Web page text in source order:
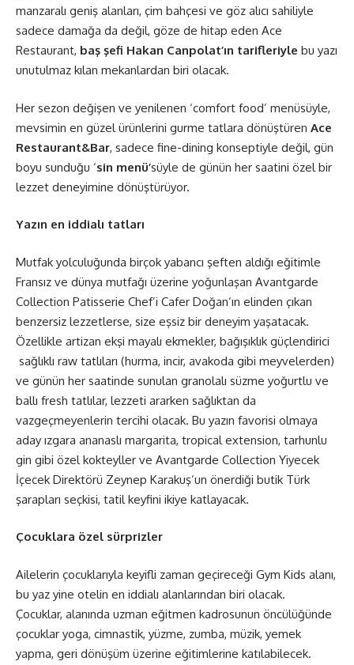
manzaralı geniş alanları, çim bahçesi ve göz alıcı sahiliyle
sadece damağa da değil, göze de hitap eden Ace
Restaurant, baş şefi Hakan Canpolat’ın tarifleriyle bu yazı
unutulmaz kılan mekanlardan biri olacak.
Her sezon değişen ve yenilenen ‘comfort food’ menüsüyle,
mevsimin en güzel ürünlerini gurme tatlara dönüştüren Ace
Restaurant&Bar, sadece fine-dining konseptiyle değil, gün
boyu sunduğu ‘sin menü’süyle de günün her saatini özel bir
lezzet deneyimine dönüştürüyor.
Yazın en iddialı tatları
Mutfak yolculuğunda birçok yabancı şeften aldığı eğitimle
Fransız ve dünya mutfağı üzerine yoğunlaşan Avantgarde
Collection Patisserie Chef’i Cafer Doğan’ın elinden çıkan
benzersiz lezzetlerse, size eşsiz bir deneyim yaşatacak.
Özellikle artizan ekşi mayalı ekmekler, bağışıklık güçlendirici
sağlıklı raw tatlıları (hurma, incir, avakoda gibi meyvelerden)
ve günün her saatinde sunulan granolalı süzme yoğurtlu ve
ballı fresh tatlılar, lezzeti ararken sağlıktan da
vazgeçmeyenlerin tercihi olacak. Bu yazın favorisi olmaya
aday ızgara ananaslı margarita, tropical extension, tarhunlu
gin gibi özel kokteyller ve Avantgarde Collection Yiyecek
İçecek Direktörü Zeynep Karakuş’un önerdiği butik Türk
şarapları seçkisi, tatil keyfini ikiye katlayacak.
Çocuklara özel sürprizler
Ailelerin çocuklarıyla keyifli zaman geçireceği Gym Kids alanı,
bu yaz yine otelin en iddialı alanlarından biri olacak.
Çocuklar, alanında uzman eğitmen kadrosunun öncülüğünde
çocuklar yoga, cimnastik, yüzme, zumba, müzik, yemek
yapma, geri dönüşüm üzerine eğitimlerine katılabilecek.